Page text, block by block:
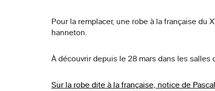
Pour la remplacer, une robe à la française du
hanneton.
À découvrir depuis le 28 mars dans les
Sur la robe dite à la française, notice de